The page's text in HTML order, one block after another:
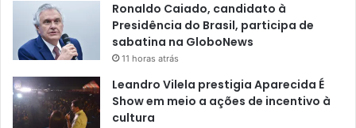
Ronaldo Caiado, candidato à
Presidência do Brasil, participa de
sabatina na GloboNews
11 horas atrás
Leandro Vilela prestigia Aparecida É
Show em meio a ações de incentivo à
cultura